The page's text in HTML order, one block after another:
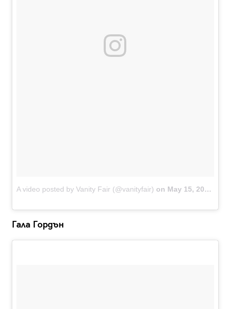
A video posted by Vanity Fair (@vanityfair) on May 15, 2016 at 6:49am PDT
Гала Гордън